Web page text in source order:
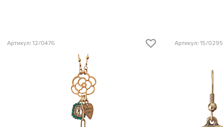
Артикул: 12/0476 Артикул: 15/0295